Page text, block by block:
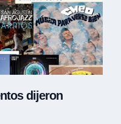
dijeron